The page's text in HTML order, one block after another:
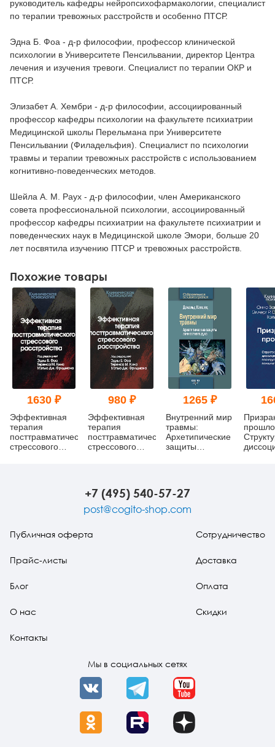
руководитель кафедры нейропсихофармакологии, специалист
по терапии тревожных расстройств и особенно ПТСР.
Эдна Б. Фоа - д-р философии, профессор клинической
психологии в Университете Пенсильвании, директор Центра
лечения и изучения тревоги. Специалист по терапии ОКР и
ПТСР.
Элизабет А. Хембри - д-р философии, ассоциированный
профессор кафедры психологии на факультете психиатрии
Медицинской школы Перельмана при Университете
Пенсильвании (Филадельфия). Специалист по психологии
травмы и терапии тревожных расстройств с использованием
когнитивно-поведенческих методов.
Шейла А. М. Раух - д-р философии, член Американского
совета профессиональной психологии, ассоциированный
профессор кафедры психиатрии на факультете психиатрии и
поведенческих наук в Медицинской школе Эмори, больше 20
лет посвятила изучению ПТСР и тревожных расстройств.
Похожие товары
1630 ₽
Эффективная
терапия
посттравматического
стрессового
980 ₽
Эффективная
терапия
посттравматического
стрессового
1265 ₽
Внутренний мир
травмы:
Архетипические
защиты
+7 (495) 540-57-27
post@cogito-shop.com
Публичная оферта
Прайс-листы
Блог
О нас
Контакты
Сотрудничество
Доставка
Оплата
Скидки
Мы в социальных сетях
VK Telegram YouTube
OK Rutube Dzen